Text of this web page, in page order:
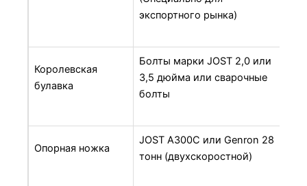
экспортного рынка)
Королевская
булавка
Болты марки JOST 2,0 или
3,5 дюйма или сварочные
болты
Опорная ножка
JOST A300C или Genron 28
тонн (двухскоростной)